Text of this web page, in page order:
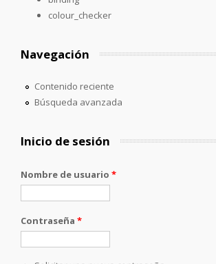
colour_checker
Navegación
Contenido reciente
Búsqueda avanzada
Inicio de sesión
Nombre de usuario *
Contraseña *